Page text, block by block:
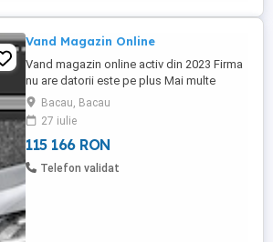
Vand Magazin Online
Vand magazin online activ din 2023 Firma
nu are datorii este pe plus Mai multe
detalii la telefon
Bacau, Bacau
27 iulie
115 166 RON
Telefon validat